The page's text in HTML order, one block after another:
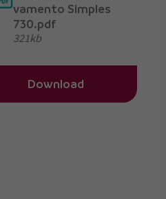
vamento Simples
730.pdf
321kb
Download